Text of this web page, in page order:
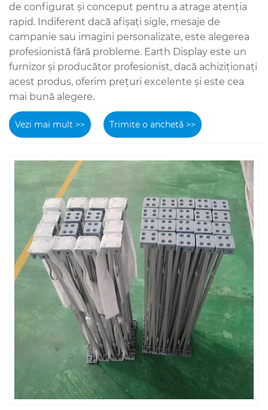
de configurat și conceput pentru a atrage atenția
rapid. Indiferent dacă afișați sigle, mesaje de
campanie sau imagini personalizate, este alegerea
profesionistă fără probleme. Earth Display este un
furnizor și producător profesionist, dacă achiziționați
acest produs, oferim prețuri excelente și este cea
mai bună alegere.
Vezi mai mult >> Trimite o anchetă >>